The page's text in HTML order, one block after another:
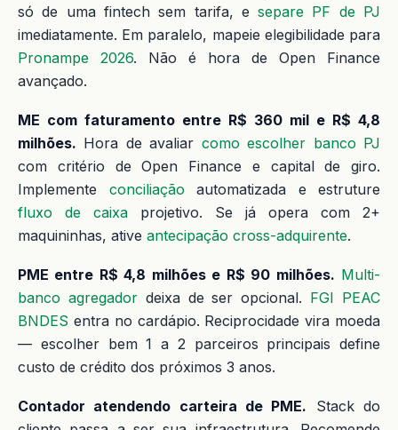
só de uma fintech sem tarifa, esepare PF de PJ
imediatamente. Em paralelo, mapeie elegibilidade para
Pronampe 2026. Não é hora de Open Finance
avançado.
ME com faturamento entre R$ 360 mil e R$ 4,8
milhões. Hora de avaliar como escolher banco PJ
com critério de Open Finance e capital de giro.
Implemente conciliação automatizada e estruture
fluxo de caixa projetivo. Se já opera com 2+
maquininhas, ative antecipação cross-adquirente.
PME entre R$ 4,8 milhões e R$ 90 milhões. Multi-
banco agregadordeixa de ser opcional. FGI PEAC
BNDES entra no cardápio. Reciprocidade vira moeda
— escolher bem 1 a 2 parceiros principais define
custo de crédito dos próximos 3 anos.
Contador atendendo carteira de PME. Stack do